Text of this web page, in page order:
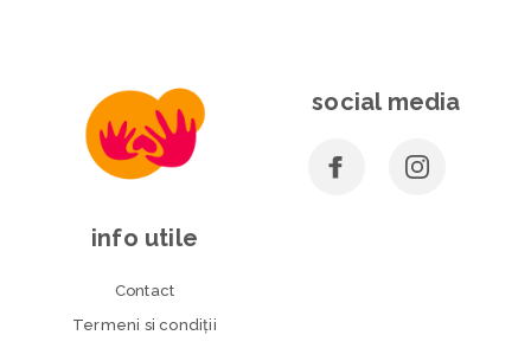
social media
info utile
Contact
Termeni si condiţii